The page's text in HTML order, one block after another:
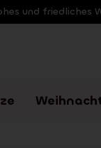
und friedliches